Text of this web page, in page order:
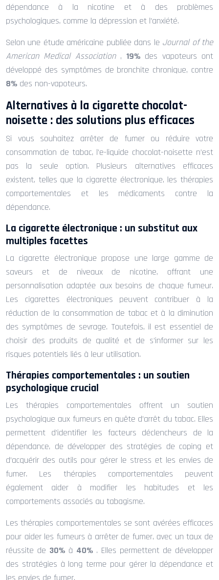
dépendance à la nicotine et à des problèmes
psychologiques, comme la dépression et l’anxiété.
Selon une étude américaine publiée dans le Journal of the
American Medical Association , 19% des vapoteurs ont
développé des symptômes de bronchite chronique, contre
8% des non-vapoteurs.
Alternatives à la cigarette chocolat-
noisette : des solutions plus efficaces
Si vous souhaitez arrêter de fumer ou réduire votre
consommation de tabac, l’e-liquide chocolat-noisette n’est
pas la seule option. Plusieurs alternatives efficaces
existent, telles que la cigarette électronique, les thérapies
comportementales et les médicaments contre la
dépendance.
La cigarette électronique : un substitut aux
multiples facettes
La cigarette électronique propose une large gamme de
saveurs et de niveaux de nicotine, offrant une
personnalisation adaptée aux besoins de chaque fumeur.
Les cigarettes électroniques peuvent contribuer à la
réduction de la consommation de tabac et à la diminution
des symptômes de sevrage. Toutefois, il est essentiel de
choisir des produits de qualité et de s’informer sur les
risques potentiels liés à leur utilisation.
Thérapies comportementales : un soutien
psychologique crucial
Les thérapies comportementales offrent un soutien
psychologique aux fumeurs en quête d’arrêt du tabac. Elles
permettent d’identifier les facteurs déclencheurs de la
dépendance, de développer des stratégies de coping et
d’acquérir des outils pour gérer le stress et les envies de
fumer. Les thérapies comportementales peuvent
également aider à modifier les habitudes et les
comportements associés au tabagisme.
Les thérapies comportementales se sont avérées efficaces
pour aider les fumeurs à arrêter de fumer, avec un taux de
réussite de 30% à 40% . Elles permettent de développer
des stratégies à long terme pour gérer la dépendance et
les envies de fumer.